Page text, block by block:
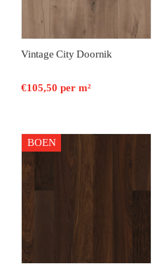
Vintage City Doornik
€105,50 per m²
BOEN